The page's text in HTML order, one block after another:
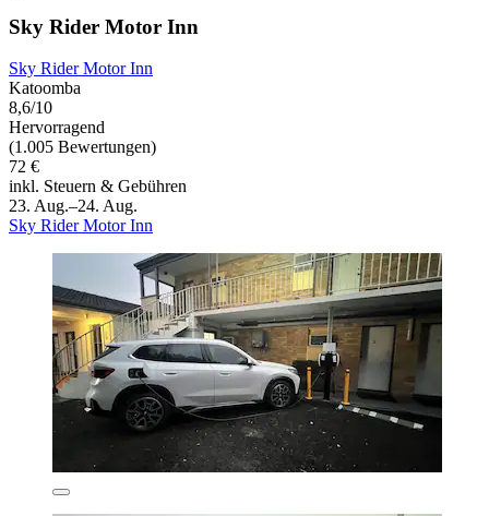
Sky Rider Motor Inn
Sky Rider Motor Inn
Katoomba
8,6/10
Hervorragend
(1.005 Bewertungen)
72 €
inkl. Steuern & Gebühren
23. Aug.–24. Aug.
Sky Rider Motor Inn